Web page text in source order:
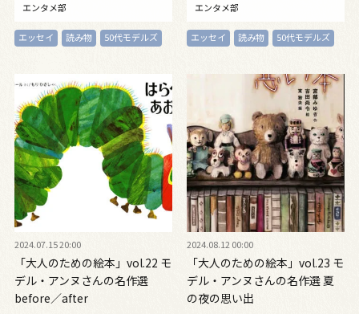
エンタメ部
エッセイ 読み物 50代モデルズ
エンタメ部
エッセイ 読み物 50代モデルズ
2024.07.15 20:00
「大人のための絵本」vol.22 モ
デル・アンヌさんの名作選
before／after
2024.08.12 00:00
「大人のための絵本」vol.23 モ
デル・アンヌさんの名作選 夏
の夜の思い出